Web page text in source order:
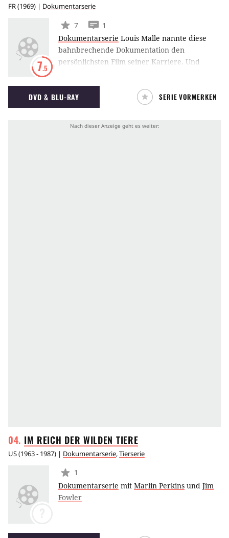
FR(1969) | Dokumentarserie
7.5
7
1
Dokumentarserie Louis Malle nannte diese
bahnbrechende Dokumentation den
persönlichsten Film seiner Karriere. Und
durch Indien voller Entdeckergeist,
Leidenschaft und Freude.
DVD & BLU-RAY SERIE VORMERKEN
IM REICH DER WILDEN TIERE
US(1963 - 1987) | Dokumentarserie,Tierserie
1
Dokumentarserie mit Marlin Perkins und Jim
Fowler